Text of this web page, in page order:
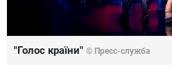
"Голос країни" © Пресс-служба